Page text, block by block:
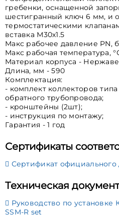
гребенки, оснащенной
шестигранный ключ 6 мм, и
термостатическими
вставка М30х1.5
Макс рабочее давление PN,
Макс рабочая температура,
Материал корпуса -
Длина, мм - 590
Комплектация:
- комплект коллекторов
обратного трубопровода;
- кронштейны (2шт);
- инструкция по монтажу;
Гарантия - 1 год
Сертификаты
Сертификат официального
Техническая
Руководство по установке
SSM-R set